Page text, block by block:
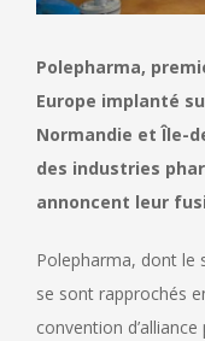
Polepharma,
Europe implanté
Normandie et Île-
des industries
annoncent leur
Polepharma, dont le
se sont rapprochés
convention